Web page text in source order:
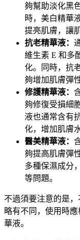
夠幫助淡化黑
時，美白精華
提亮肌膚，讓
抗老精華液：
維生素 E 和多
化。同時，抗
夠增加肌膚彈
修護精華液：
夠修復受損細
液也通常含有
化，增加肌膚
醫美精華液：
夠提高肌膚彈
多種保濕成分
等問題。
不過須要注意的是
略有不同，使用時
華液。